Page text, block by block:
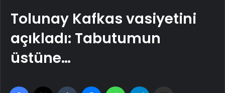
Tolunay Kafkas vasiyetini
açıkladı: Tabutumun
üstüne…
Facebook Tumblr MessengerWhatsApp